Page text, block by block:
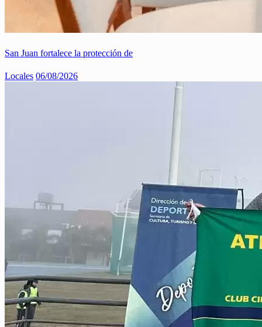
San Juan fortalece la protección de
Locales 06/08/2026